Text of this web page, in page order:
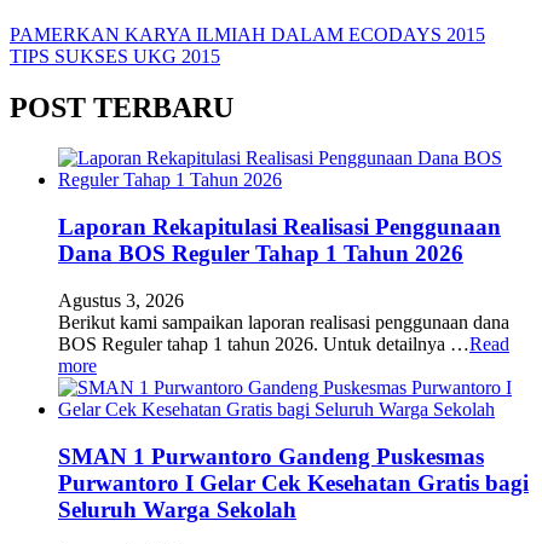
PAMERKAN KARYA ILMIAH DALAM ECODAYS 2015
TIPS SUKSES UKG 2015
POST TERBARU
Laporan Rekapitulasi Realisasi Penggunaan
Dana BOS Reguler Tahap 1 Tahun 2026
Agustus 3, 2026
Berikut kami sampaikan laporan realisasi penggunaan dana
BOS Reguler tahap 1 tahun 2026. Untuk detailnya …Read
more
SMAN 1 Purwantoro Gandeng Puskesmas
Purwantoro I Gelar Cek Kesehatan Gratis bagi
Seluruh Warga Sekolah